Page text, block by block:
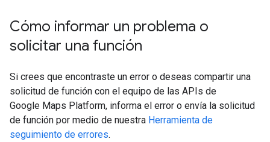
Cómo informar un problema o
solicitar una función
Si crees que encontraste un error o deseas compartir una
solicitud de función con el equipo de las APIs de
Google Maps Platform, informa el error o envía la solicitud
de función por medio de nuestra Herramienta de
seguimiento de errores.